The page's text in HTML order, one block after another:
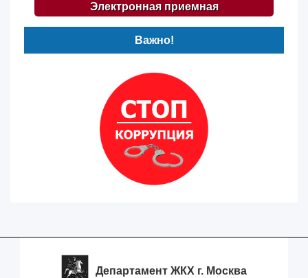
Электронная приемная
Важно!
Департамент ЖКХ г. Москва